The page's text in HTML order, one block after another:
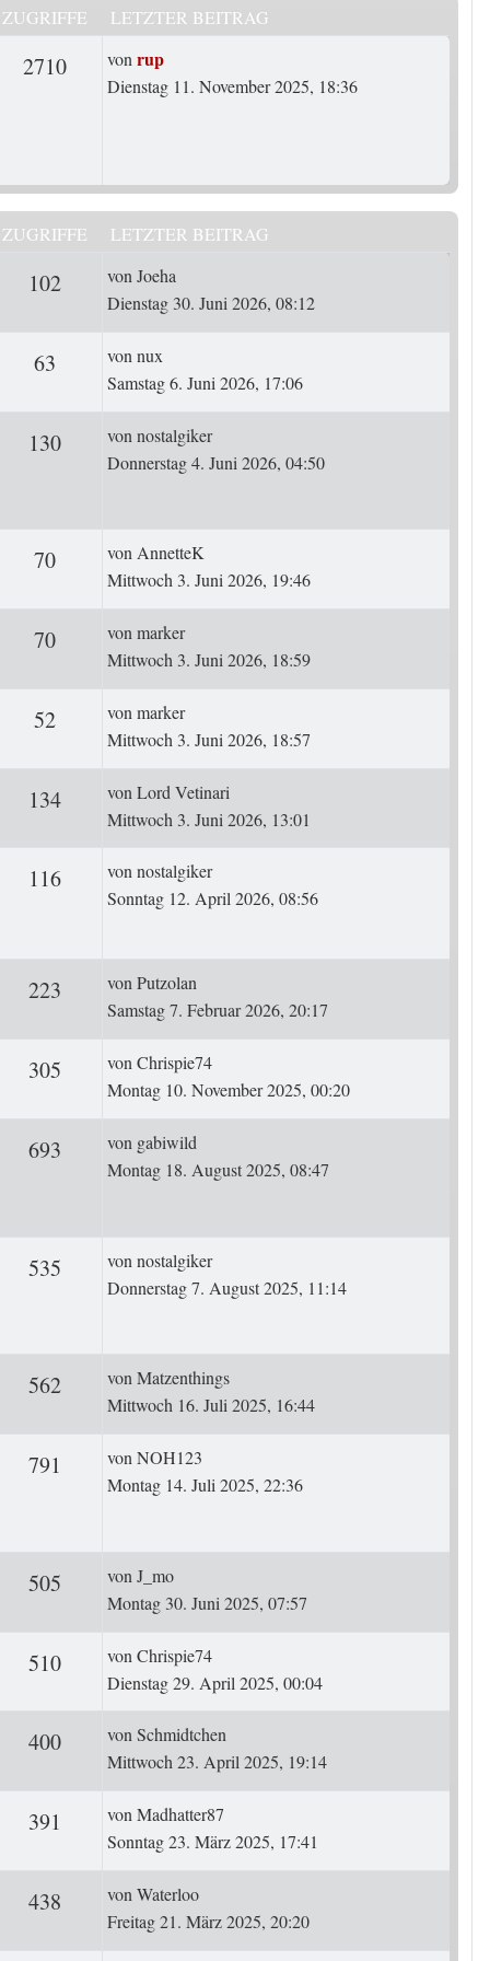
ZUGRIFFE LETZTER BEITRAG
2710ZugriffeLetzter Beitrag
vonrup
Dienstag 11. November 2025, 18:36
ZUGRIFFE LETZTER BEITRAG
102ZugriffeLetzter Beitrag
vonJoeha
Dienstag 30. Juni 2026, 08:12
63 ZugriffeLetzter Beitrag
vonnux
Samstag 6. Juni 2026, 17:06
130ZugriffeLetzter Beitrag
vonnostalgiker
Donnerstag 4. Juni 2026, 04:50
70ZugriffeLetzter Beitrag
vonAnnetteK
Mittwoch 3. Juni 2026, 19:46
70ZugriffeLetzter Beitrag
vonmarker
Mittwoch 3. Juni 2026, 18:59
52ZugriffeLetzter Beitrag
vonmarker
Mittwoch 3. Juni 2026, 18:57
134ZugriffeLetzter Beitrag
vonLord Vetinari
Mittwoch 3. Juni 2026, 13:01
116ZugriffeLetzter Beitrag
vonnostalgiker
Sonntag 12. April 2026, 08:56
223 ZugriffeLetzter Beitrag
vonPutzolan
Samstag 7. Februar 2026, 20:17
305 ZugriffeLetzter Beitrag
vonChrispie74
Montag 10. November 2025, 00:20
693 ZugriffeLetzter Beitrag
von gabiwild
Montag 18. August 2025, 08:47
535 ZugriffeLetzter Beitrag
vonnostalgiker
Donnerstag 7. August 2025, 11:14
562ZugriffeLetzter Beitrag
vonMatzenthings
Mittwoch 16. Juli 2025, 16:44
791 ZugriffeLetzter Beitrag
vonNOH123
Montag 14. Juli 2025, 22:36
505 ZugriffeLetzter Beitrag
vonJ_mo
Montag 30. Juni 2025, 07:57
510ZugriffeLetzter Beitrag
vonChrispie74
Dienstag 29. April 2025, 00:04
400ZugriffeLetzter Beitrag
vonSchmidtchen
Mittwoch 23. April 2025, 19:14
391 ZugriffeLetzter Beitrag
vonMadhatter87
Sonntag 23. März 2025, 17:41
438 ZugriffeLetzter Beitrag
vonWaterloo
Freitag 21. März 2025, 20:20